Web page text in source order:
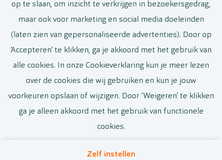
op te slaan, om inzicht te verkrijgen in bezoekersgedrag,
maar ook voor marketing en social media doeleinden
(laten zien van gepersonaliseerde advertenties). Door op
‘Accepteren’ te klikken, ga je akkoord met het gebruik van
alle cookies. In onze Cookieverklaring kun je meer lezen
over de cookies die wij gebruiken en kun je jouw
voorkeuren opslaan of wijzigen. Door ‘Weigeren’ te klikken
ga je alleen akkoord met het gebruik van functionele
cookies.
Zelf instellen
nieuwste vacatures
Ja, ik wil een job alert